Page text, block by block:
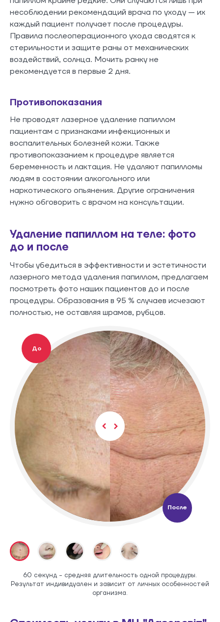
несоблюдении рекомендаций врача по уходу — их
каждый пациент получает после процедуры.
Правила послеоперационного ухода сводятся к
стерильности и защите раны от механических
воздействий, солнца. Мочить ранку не
рекомендуется в первые 2 дня.
Противопоказания
Не проводят лазерное удаление папиллом
пациентам с признаками инфекционных и
воспалительных болезней кожи. Также
противопоказанием к процедуре является
беременность и лактация. Не удаляют папилломы
людям в состоянии алкогольного или
наркотического опьянения. Другие ограничения
нужно обговорить с врачом на консультации.
Удаление папиллом на теле: фото
до и после
Чтобы убедиться в эффективности и эстетичности
лазерного метода удаления папиллом, предлагаем
посмотреть фото наших пациентов до и после
процедуры. Образования в 95 % случаев исчезают
полностью, не оставляя шрамов, рубцов.
До
После
60 секунд - средняя длительность одной процедуры.
Результат индивидуален и зависит от личных особенностей
организма.